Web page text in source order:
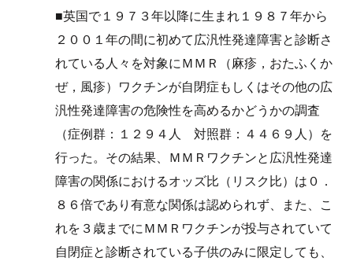
■英国で１９７３年以降に生まれ１９８７年から
２００１年の間に初めて広汎性発達障害と診断さ
れている人々を対象にＭＭＲ（麻疹，おたふくか
ぜ，風疹）ワクチンが自閉症もしくはその他の広
汎性発達障害の危険性を高めるかどうかの調査
（症例群：１２９４人 対照群：４４６９人）を
行った。その結果、ＭＭＲワクチンと広汎性発達
障害の関係におけるオッズ比（リスク比）は０．
８６倍であり有意な関係は認められず、また、こ
れを３歳までにＭＭＲワクチンが投与されていて
自閉症と診断されている子供のみに限定しても、